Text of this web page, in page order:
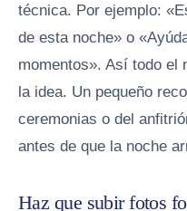
técnica. Por ejemplo:
de esta noche» o
momentos». Así todo el
la idea. Un pequeño
ceremonias o del
antes de que la noche
Haz que subir fotos